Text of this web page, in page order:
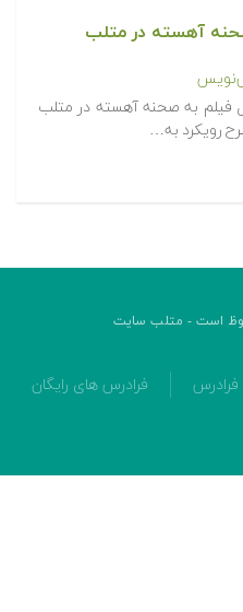
آهسته در متلب
فیلم به صحنه آهسته در متلب
رویکرد به…
است - متلب سایت
فرادرس های رایگان